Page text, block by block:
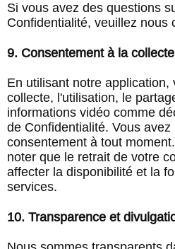
Si vous avez des questions
Confidentialité, veuillez nous
9. Consentement à la
En utilisant notre application,
collecte, l'utilisation, le
informations vidéo comme
de Confidentialité. Vous
consentement à tout
noter que le retrait de votre
affecter la disponibilité et la
services.
10. Transparence et